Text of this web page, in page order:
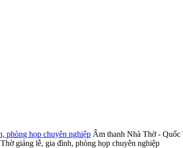
Âm thanh Nhà Thờ -
giảng lễ, gia đình, phòng họp chuyên nghiệp